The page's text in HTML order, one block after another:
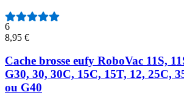
6
8,95 €
Cache brosse eufy RoboVac 11S,
G30, 30, 30C, 15C, 15T, 12, 25C,
ou G40